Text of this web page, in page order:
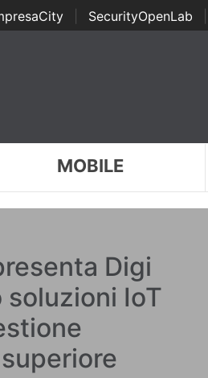
SecurityOpenLab
Awards
MOBILE
Digi
IoT